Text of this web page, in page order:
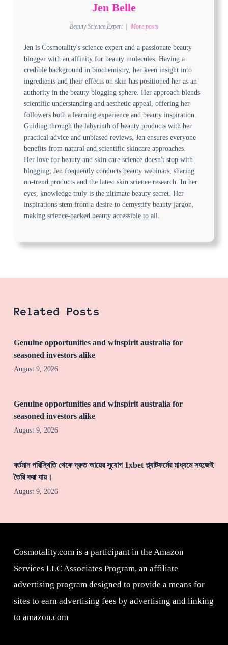
Jen Belle
Beauty Science Expert More posts
Jen is Cosmotality's science expert and a passionate beauty
blogger with an affinity for beauty molecules. Having a
credible background in biochemistry, her keen insight into
ingredients and their effects on skin has positioned her as an
authority in the beauty blogging sphere. Her approach blends
scientific understanding and aesthetic appeal, offering her
followers both a learning experience and beauty inspiration.
Guiding through the labyrinth of beauty products with her
practical advice and unbiased reviews, Jen ensures everyone
benefits from natural and scientific skincare approaches.
Her love for beauty and skin care science doesn't stop with
blogging; Jen frequently conducts beauty webinars, sharing
on-trend products and the latest skin science research. In her
eyes, knowledge truly is the ultimate beauty secret. Her
inspirations stem from a desire to demystify beauty jargon,
making science-backed beauty accessible to all.
Related Posts
Genuine opportunities and winspirit australia for
seasoned investors alike
August 9, 2026
Genuine opportunities and winspirit australia for
seasoned investors alike
August 9, 2026
বর্তমান পরিস্থিতি থেকে দ্রুত আয়ের সুযোগ 1xbet প্ল্যাটফর্মের মাধ্যমে সহজেই
তৈরি করা যায়।
August 9, 2026
Cosmotality.com is a participant in the Amazon
Services LLC Associates Program, an affiliate
advertising program designed to provide a means for
sites to earn advertising fees by advertising and linking
to amazon.com